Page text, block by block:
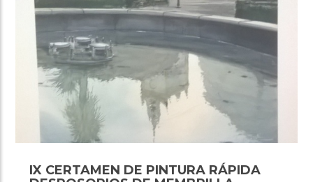
IX CERTAMEN DE PINTURA RÁPIDA